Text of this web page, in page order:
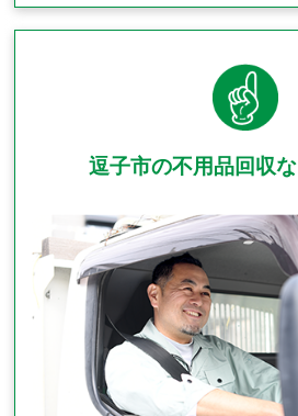
逗子市の不用品回収